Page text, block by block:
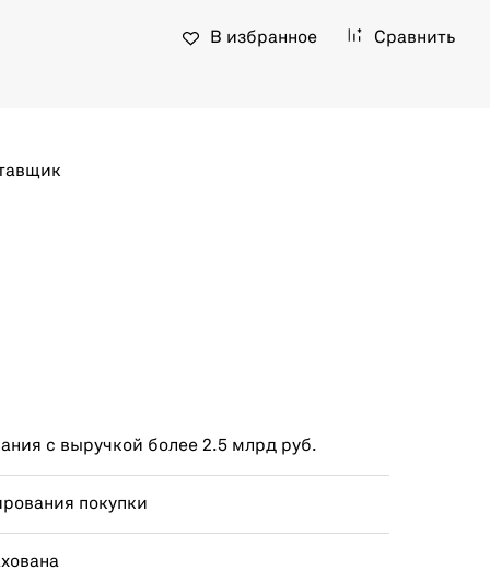
В избранное Сравнить
с выручкой более 2.5 млрд руб.
покупки